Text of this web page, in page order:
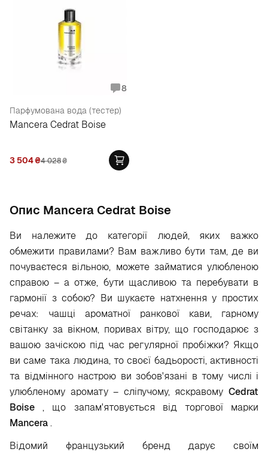
8
Парфумована вода (тестер)
Mancera Cedrat Boise
3 504₴4 028₴
Опис Mancera Cedrat Boise
Ви належите до категорії людей, яких важко
обмежити правилами? Вам важливо бути там, де ви
почуваєтеся вільною, можете займатися улюбленою
справою – а отже, бути щасливою та перебувати в
гармонії з собою? Ви шукаєте натхнення у простих
речах: чашці ароматної ранкової кави, гарному
світанку за вікном, поривах вітру, що господарює з
вашою зачіскою під час регулярної пробіжки? Якщо
ви саме така людина, то своєї бадьорості, активності
та відмінного настрою ви зобов'язані в тому числі і
улюбленому аромату – сліпучому, яскравому Cedrat
Boise , що запам'ятовується від торгової марки
Mancera.
Відомий французький бренд дарує своїм